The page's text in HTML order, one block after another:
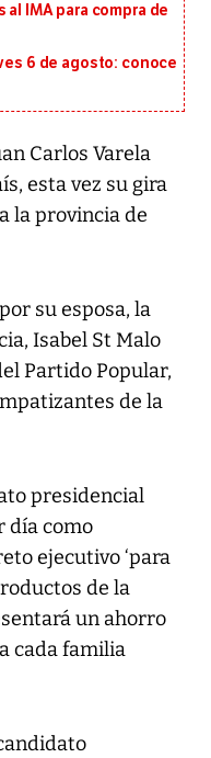
IMA para compra de
6 de agosto: conoce
Carlos Varela
esta vez su gira
la provincia de
su esposa, la
Isabel St Malo
Partido Popular,
de la
presidencial
día como
ejecutivo ‘para
de la
un ahorro
cada familia